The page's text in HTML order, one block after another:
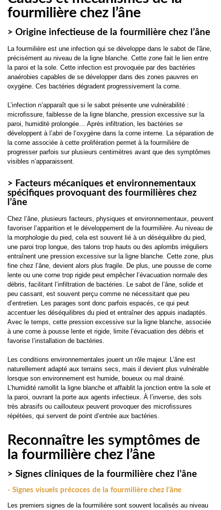
fourmilière chez l’âne
> Origine infectieuse de la fourmilière chez l’âne
La fourmilière est une infection qui se développe dans le sabot de l'âne,
précisément au niveau de la ligne blanche. Cette zone fait le lien entre
la paroi et la sole. Cette infection est provoquée par des bactéries
anaérobies capables de se développer dans des zones pauvres en
oxygène. Ces bactéries dégradent progressivement la corne.
L’infection n’apparaît que si le sabot présente une vulnérabilité :
microfissure, faiblesse de la ligne blanche, pression excessive sur la
paroi, humidité prolongée… Après infiltration, les bactéries se
développent à l’abri de l’oxygène dans la corne interne. La séparation de
la corne associée à cette prolifération permet à la fourmilière de
progresser parfois sur plusieurs centimètres avant que des symptômes
visibles n’apparaissent.
> Facteurs mécaniques et environnementaux
spécifiques provoquant des fourmilières chez
l’âne
Chez l’âne, plusieurs facteurs, physiques et environnementaux, peuvent
favoriser l’apparition et le développement de la fourmilière. Au niveau de
la morphologie du pied, cela est souvent lié à un déséquilibre du pied,
une paroi trop longue, des talons trop hauts ou des aplombs irréguliers
entraînent une pression excessive sur la ligne blanche. Cette zone, plus
fine chez l’âne, devient alors plus fragile. De plus, une pousse de corne
lente ou une corne trop rigide peut empêcher l’évacuation normale des
débris, facilitant l’infiltration de bactéries. Le sabot de l’âne, solide et
peu cassant, est souvent perçu comme ne nécessitant que peu
d’entretien. Les parages sont donc parfois espacés, ce qui peut
accentuer les déséquilibres du pied et entraîner des appuis inadaptés.
Avec le temps, cette pression excessive sur la ligne blanche, associée
à une corne à pousse lente et rigide, limite l’évacuation des débris et
favorise l’installation de bactéries.
Les conditions environnementales jouent un rôle majeur. L’âne est
naturellement adapté aux terrains secs, mais il devient plus vulnérable
lorsque son environnement est humide, boueux ou mal drainé.
L’humidité ramollit la ligne blanche et affaiblit la jonction entre la sole et
la paroi, ouvrant la porte aux agents infectieux. À l’inverse, des sols
très abrasifs ou caillouteux peuvent provoquer des microfissures
répétées, qui servent de point d’entrée aux bactéries.
Reconnaître les symptômes de
la fourmilière chez l’âne
> Signes cliniques de la fourmilière chez l’âne
- Signes visuels précoces de la fourmilière chez l’âne
Les premiers signes de la fourmilière sont souvent localisés au niveau